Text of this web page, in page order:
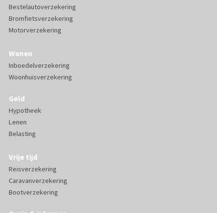
Bestelautoverzekering
Bromfietsverzekering
Motorverzekering
Wonen
Inboedelverzekering
Woonhuisverzekering
Geld
Hypotheek
Lenen
Belasting
Vrije tijd
Reisverzekering
Caravanverzekering
Bootverzekering